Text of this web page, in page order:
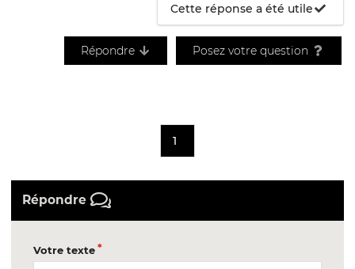
Cette réponse a été utile
Répondre Posez votre question
1
Répondre
Votre texte